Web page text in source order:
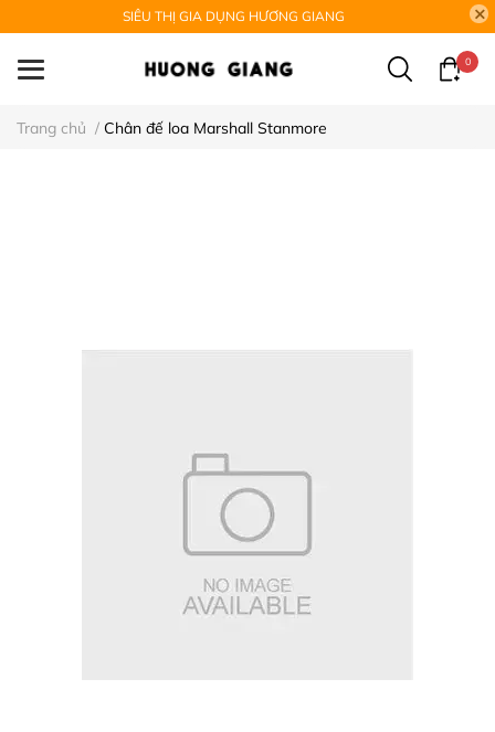
SIÊU THỊ GIA DỤNG HƯƠNG GIANG
0
Trang chủ / Chân đế loa Marshall Stanmore